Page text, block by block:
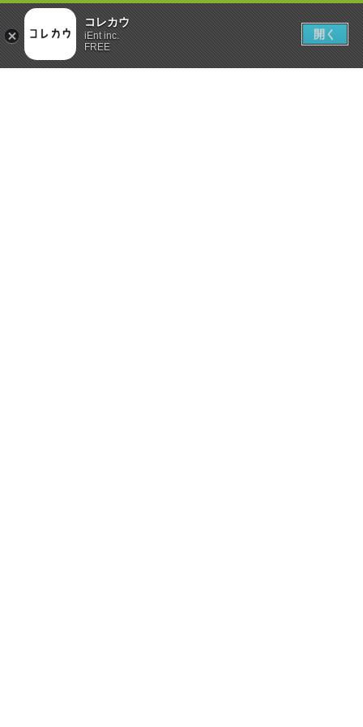
コレカウ
iEnt inc.
FREE
開く